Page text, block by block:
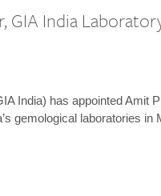
GIA India
India) has appointed Amit
gemological laboratories in